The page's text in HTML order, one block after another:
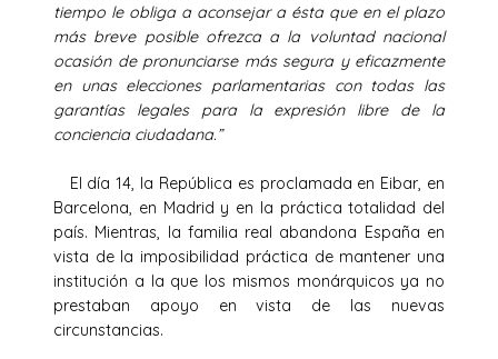
tiempo le obliga a aconsejar a ésta que en el plazo
más breve posible ofrezca a la voluntad nacional
ocasión de pronunciarse más segura y eficazmente
en unas elecciones parlamentarias con todas las
garantías legales para la expresión libre de la
conciencia ciudadana.”
El día 14, la República es proclamada en Eibar, en
Barcelona, en Madrid y en la práctica totalidad del
país. Mientras, la familia real abandona España en
vista de la imposibilidad práctica de mantener una
institución a la que los mismos monárquicos ya no
prestaban apoyo en vista de las nuevas
circunstancias.